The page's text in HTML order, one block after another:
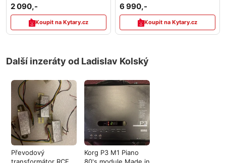
2 090,-
Koupit na Kytary.cz
6 990,-
Koupit na Kytary.cz
Další inzeráty od Ladislav Kolský
Převodový
Korg P3 M1 Piano